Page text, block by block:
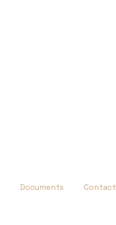
Documents Contact